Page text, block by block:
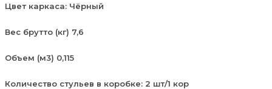
Цвет каркаса: Чёрный
Вес брутто (кг) 7,6
Объем (м3) 0,115
Количество стульев в коробке: 2 шт/1 кор